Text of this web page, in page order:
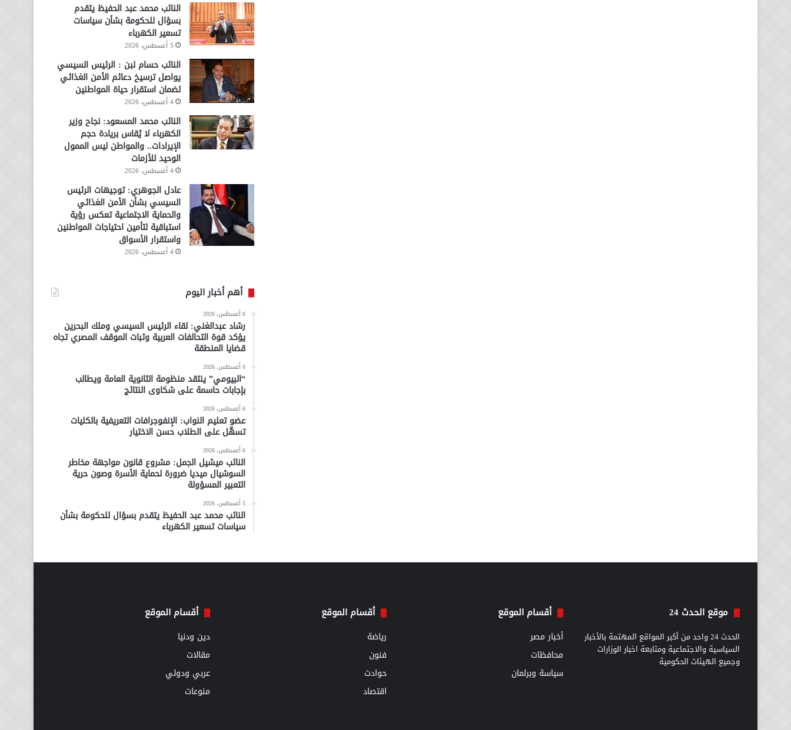
النائب محمد عبد الحفيظ يتقدم
بسؤال للحكومة بشأن سياسات
تسعير الكهرباء
5 أغسطس، 2026
النائب حسام لبن : الرئيس السيسي
يواصل ترسيخ دعائم الأمن الغذائي
لضمان استقرار حياة المواطنين
4 أغسطس، 2026
النائب محمد المسعود: نجاح وزير
الكهرباء لا يُقاس بريادة حجم
الإيرادات.. والمواطن ليس الممول
الوحيد للأزمات
4 أغسطس، 2026
عادل الجوهري: توجيهات الرئيس
السيسي بشأن الأمن الغذائي
والحماية الاجتماعية تعكس رؤية
استباقية لتأمين احتياجات المواطنين
واستقرار الأسواق
4 أغسطس، 2026
أهم أخبار اليوم
6 أغسطس، 2026
رشاد عبدالغني: لقاء الرئيس السيسي وملك البحرين
يؤكد قوة التحالفات العربية وثبات الموقف المصري تجاه
قضايا المنطقة
6 أغسطس، 2026
“البيومي” ينتقد منظومة الثانوية العامة ويطالب
بإجابات حاسمة على شكاوى النتائج
6 أغسطس، 2026
عضو تعليم النواب: الإنفوجرافات التعريفية بالكليات
تسهّل على الطلاب حسن الاختيار
6 أغسطس، 2026
النائب ميشيل الجمل: مشروع قانون مواجهة مخاطر
السوشيال ميديا ضرورة لحماية الأسرة وصون حرية
التعبير المسؤولة
5 أغسطس، 2026
النائب محمد عبد الحفيظ يتقدم بسؤال للحكومة بشأن
سياسات تسعير الكهرباء
موقع الحدث 24
الحدث 24 واحد من أكبر المواقع المهتمة بالأخبار
السياسية والاجتماعية ومتابعة اخبار الوزارات
وجميع الهيئات الحكومية
أقسام الموقع
أخبار مصر
محافظات
سياسة وبرلمان
أقسام الموقع
رياضة
فنون
حوادث
اقتصاد
أقسام الموقع
دين ودنيا
مقالات
عربي ودولي
منوعات